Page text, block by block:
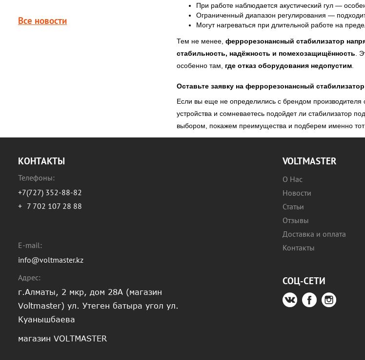
Все новости
При работе наблюдается акустический гул —
Ограниченный диапазон регулирования —
Могут нагреваться при длительной работе на
Тем не менее, феррорезонансный стабилизатор
стабильность, надёжность и помехозащищённость .
особенно там, где отказ оборудования недопустим
Оставьте заявку на феррорезонансный
Если вы еще не определились с брендом
устройства и сомневаетесь подойдет ли стабилизатор
выбором, покажем преимущества и подберем именно
КОНТАКТЫ
Телефоны:
+7(727) 352-88-82
+ 7 702 107 28 88
E-mail:
info@voltmaster.kz
Адрес:
г.Алматы, 2 мкр, дом 28А (магазин
Voltmaster) ул. Утеген батыра угол ул.
Куанышбаева
магазин VOLTMASTER
VOLTMASTER
О Нас
Новости
Статьи
Отзывы
Доставка и оплата
Контакты
СОЦ-СЕТИ